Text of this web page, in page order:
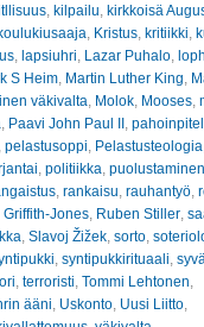
, kilpailu, kirkkoisä
, Kristus, kritiikki,
, lapsiuhri, Lazar Puhalo,
S Heim, Martin Luther King,
väkivalta, Molok, Mooses,
, Paavi John Paul II ,
pelastusoppi, Pelastusteologia
, politiikka, puolustaminen
, rankaisu, rauhantyö,
Griffith-Jones, Ruben Stiller,
, Slavoj Žižek, sorto,
, syntipukkirituaali,
, terroristi, Tommi Lehtonen,
ääni, Uskonto, Uusi Liitto,